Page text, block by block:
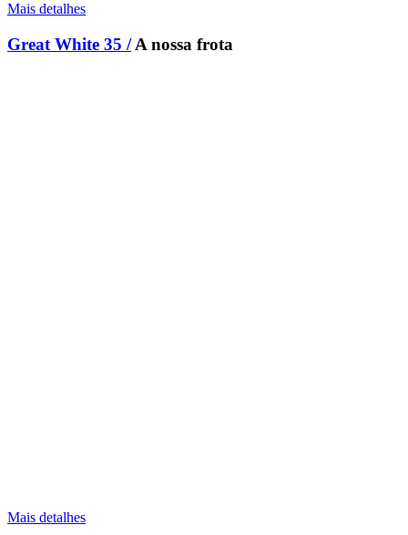
Mais detalhes
Great White 35 / A nossa frota
Mais detalhes